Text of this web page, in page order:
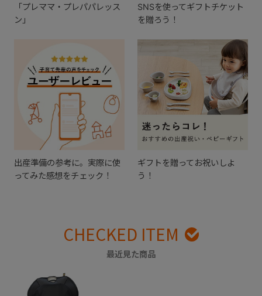
「プレママ・プレパパレッス
ン」
SNSを使ってギフトチケット
を贈ろう！
出産準備の参考に。実際に使
ってみた感想をチェック！
ギフトを贈ってお祝いしよ
う！
CHECKED ITEM
最近見た商品